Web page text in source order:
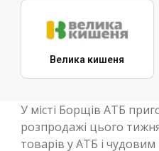
Велика кишеня
У місті Борщів АТБ
розпродажі цього
товарів у АТБ і